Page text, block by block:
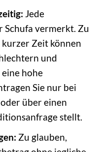
Jede
vermerkt. Zu
Zeit können
und
hohe
Sie nur bei
über einen
stellt.
Zu glauben,